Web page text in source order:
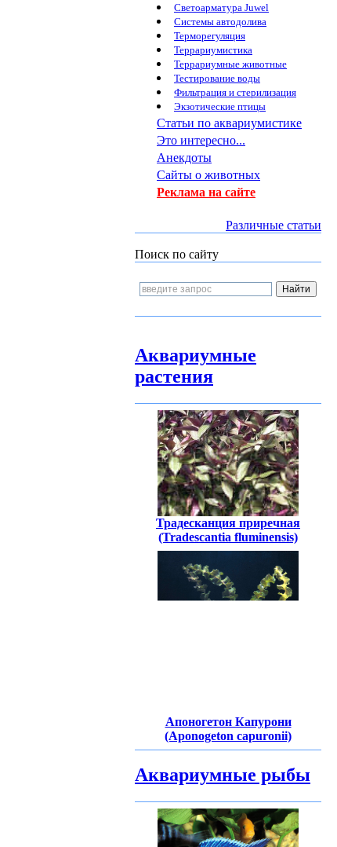
Светоарматура Juwel
Системы автодолива
Терморегуляция
Террариумистика
Террариумные животные
Тестирование воды
Фильтрация и стерилизация
Экзотические птицы
Статьи по аквариумистике
Это интересно...
Анекдоты
Сайты о животных
Реклама на сайте
Различные статьи
Поиск по сайту
Аквариумные
растения
Традесканция приречная
(Tradescantia fluminensis)
Апоногетон Капурони
(Aponogeton capuronii)
Аквариумные рыбы